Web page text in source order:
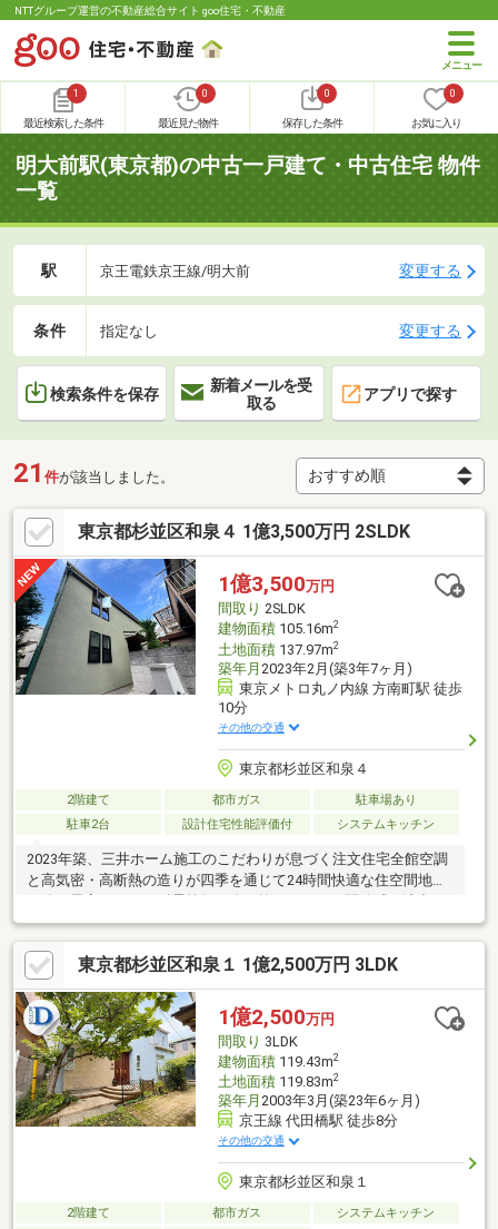
NTTグループ運営の不動産総合サイト goo住宅・不動産
1
最近検索した条件
0
最近見た物件
0
保存した条件
0
お気に入り
明大前駅(東京都)の中古一戸建て・中古住宅 物件
一覧
駅 京王電鉄京王線/明大前 変更する
条件 指定なし 変更する
検索条件を保存
新着メールを受
取る
アプリで探す
21 件が該当しました。
東京都杉並区和泉４ 1億3,500万円 2SLDK
1億3,500万円
間取り 2SLDK
建物面積105.16m2
土地面積137.97m2
築年月 2023年2月(築3年7ヶ月)
東京メトロ丸ノ内線 方南町駅 徒歩
10分
その他の交通
東京都杉並区和泉４
2階建て 都市ガス
駐車場あり
駐車2台
設計住宅性能評価付 システムキッチン
2023年築、三井ホーム施工のこだわりが息づく注文住宅全館空調
と高気密・高断熱の造りが四季を通じて24時間快適な住空間地震
る勾配天井リビングと、約10帖の贅沢なキッチン空間来客時にも
安心の2台駐車可能なカースペース丸ノ内線・京王井の頭線の2路
線利用可能。都心主要エリアへスムーズにアクセス
東京都杉並区和泉１ 1億2,500万円 3LDK
1億2,500万円
間取り 3LDK
建物面積119.43m2
土地面積119.83m2
築年月 2003年3月(築23年6ヶ月)
京王線 代田橋駅 徒歩8分
その他の交通
東京都杉並区和泉１
2階建て 都市ガス
システムキッチン